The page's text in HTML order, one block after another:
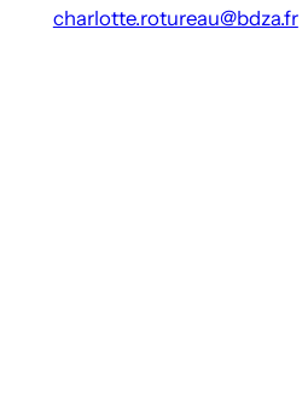
charlotte.rotureau@bdza.fr